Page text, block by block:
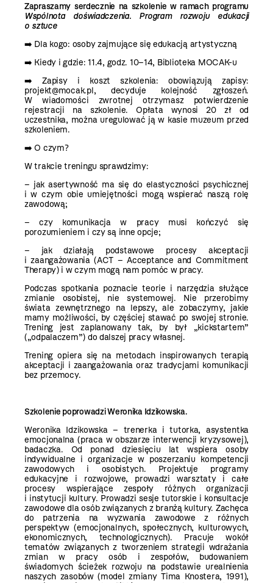
Zapraszamy serdecznie na szkolenie w ramach programu
Wspólnota doświadczenia. Program rozwoju edukacji
o sztuce
➡️ Dla kogo: osoby zajmujące się edukacją artystyczną
➡️ Kiedy i gdzie: 11.4, godz. 10–14, Biblioteka MOCAK-u
➡️ Zapisy i koszt szkolenia: obowiązują zapisy:
projekt@mocak.pl, decyduje kolejność zgłoszeń.
W wiadomości zwrotnej otrzymasz potwierdzenie
rejestracji na szkolenie. Opłata wynosi 20 zł od
uczestnika, można uregulować ją w kasie muzeum przed
szkoleniem.
➡️ O czym?
W trakcie treningu sprawdzimy:
– jak asertywność ma się do elastyczności psychicznej
i w czym obie umiejętności mogą wspierać naszą rolę
zawodową;
– czy komunikacja w pracy musi kończyć się
porozumieniem i czy są inne opcje;
– jak działają podstawowe procesy akceptacji
i zaangażowania (ACT – Acceptance and Commitment
Therapy) i w czym mogą nam pomóc w pracy.
Podczas spotkania poznacie teorie i narzędzia służące
zmianie osobistej, nie systemowej. Nie przerobimy
świata zewnętrznego na lepszy, ale zobaczymy, jakie
mamy możliwości, by częściej stawać po swojej stronie.
Trening jest zaplanowany tak, by był „kickstartem”
(„odpalaczem”) do dalszej pracy własnej.
Trening opiera się na metodach inspirowanych terapią
akceptacji i zaangażowania oraz tradycjami komunikacji
bez przemocy.
Szkolenie poprowadzi Weronika Idzikowska.
Weronika Idzikowska – trenerka i tutorka, asystentka
emocjonalna (praca w obszarze interwencji kryzysowej),
badaczka. Od ponad dziesięciu lat wspiera osoby
indywidualne i organizacje w poszerzaniu kompetencji
zawodowych i osobistych. Projektuje programy
edukacyjne i rozwojowe, prowadzi warsztaty i całe
procesy wspierające zespoły różnych organizacji
i instytucji kultury. Prowadzi sesje tutorskie i konsultacje
zawodowe dla osób związanych z branżą kultury. Zachęca
do patrzenia na wyzwania zawodowe z różnych
perspektyw (emocjonalnych, społecznych, kulturowych,
ekonomicznych, technologicznych). Pracuje wokół
tematów związanych z tworzeniem strategii wdrażania
zmian w pracy osób i zespołów, budowaniem
świadomych ścieżek rozwoju na podstawie urealnienia
naszych zasobów (model zmiany Tima Knostera, 1991),